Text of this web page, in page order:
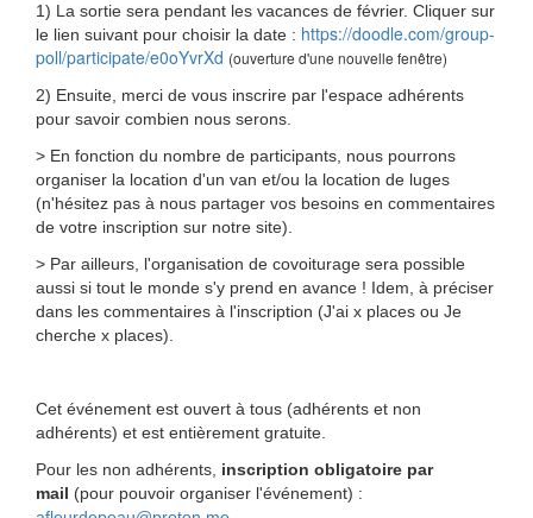
1) La sortie sera pendant les vacances de février. Cliquer sur
le lien suivant pour choisir la date : https://doodle.com/group-
poll/participate/e0oYvrXd (ouverture d'une nouvelle fenêtre)
2) Ensuite, merci de vous inscrire par l'espace adhérents
pour savoir combien nous serons.
> En fonction du nombre de participants, nous pourrons
organiser la location d'un van et/ou la location de luges
(n'hésitez pas à nous partager vos besoins en commentaires
de votre inscription sur notre site).
> Par ailleurs, l'organisation de covoiturage sera possible
aussi si tout le monde s'y prend en avance ! Idem, à préciser
dans les commentaires à l'inscription (J'ai x places ou Je
cherche x places).
Cet événement est ouvert à tous (adhérents et non
adhérents) et est entièrement gratuite.
Pour les non adhérents, inscription obligatoire par
mail (pour pouvoir organiser l'événement) :